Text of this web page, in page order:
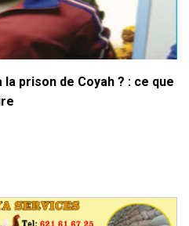
prison de Coyah ? : ce que